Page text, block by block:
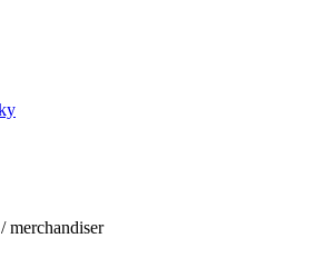
merchandiser